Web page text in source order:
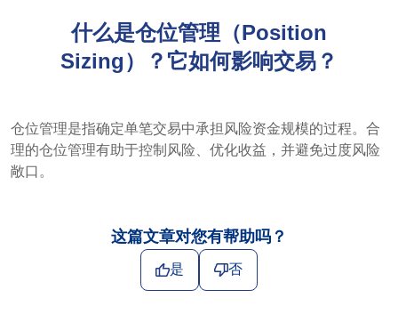
什么是仓位管理（Position
Sizing）？它如何影响交易？
仓位管理是指确定单笔交易中承担风险资金规模的过程。合
理的仓位管理有助于控制风险、优化收益，并避免过度风险
敞口。
这篇文章对您有帮助吗？
是 否